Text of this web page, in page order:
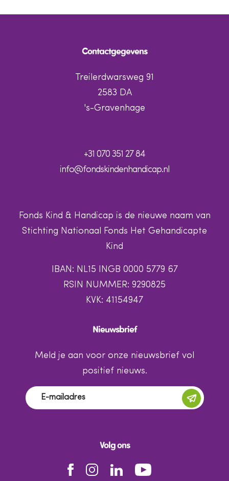
Contactgegevens
Treilerdwarsweg 91
2583 DA
's-Gravenhage
+31 070 351 27 84
info@fondskindenhandicap.nl
Fonds Kind & Handicap is de nieuwe naam van
Stichting Nationaal Fonds Het Gehandicapte
Kind
IBAN: NL15 INGB 0000 5779 67
RSIN NUMMER: 9290825
KVK: 41154947
Nieuwsbrief
Meld je aan voor onze nieuwsbrief vol
positief nieuws.
Volg ons